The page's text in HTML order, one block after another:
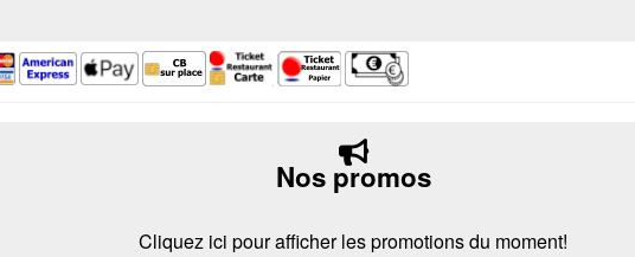
Nos promos
Cliquez ici pour afficher les promotions du moment!